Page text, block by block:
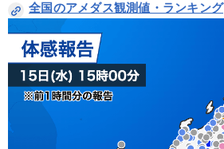
全国のアメダス観測値・ランキング